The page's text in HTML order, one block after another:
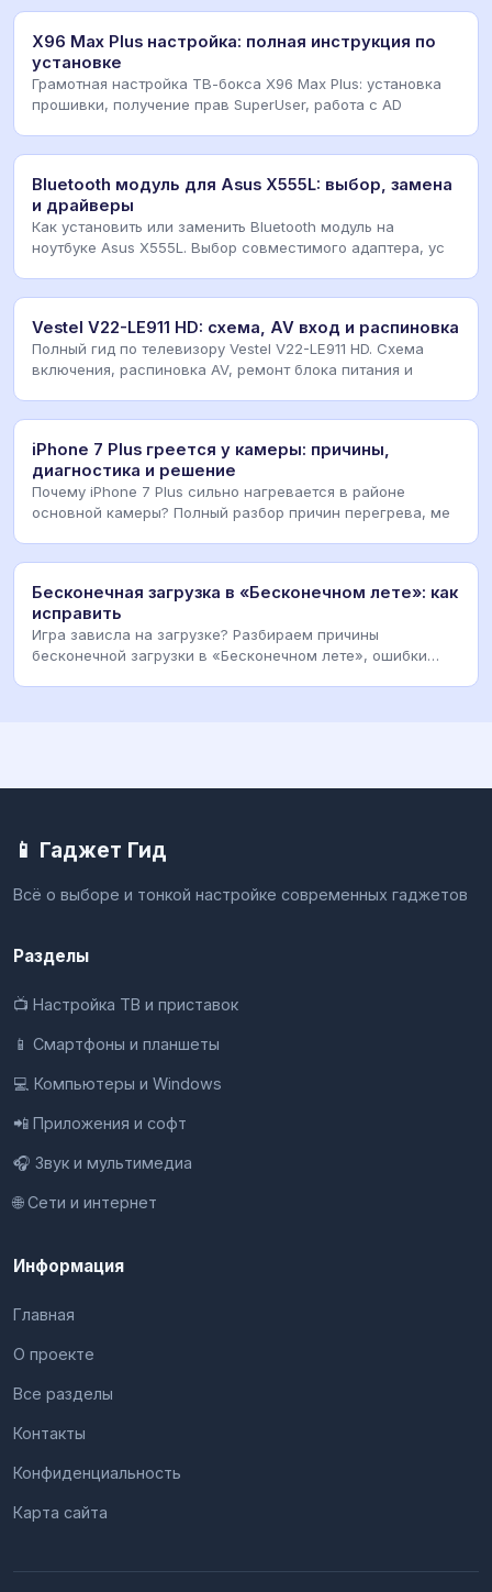
X96 Max Plus настройка: полная инструкция по
установке
Грамотная настройка ТВ-бокса X96 Max Plus: установка
прошивки, получение прав SuperUser, работа с AD
Bluetooth модуль для Asus X555L: выбор, замена
и драйверы
Как установить или заменить Bluetooth модуль на
ноутбуке Asus X555L. Выбор совместимого адаптера, ус
Vestel V22-LE911 HD: схема, AV вход и распиновка
Полный гид по телевизору Vestel V22-LE911 HD. Схема
включения, распиновка AV, ремонт блока питания и
iPhone 7 Plus греется у камеры: причины,
диагностика и решение
Почему iPhone 7 Plus сильно нагревается в районе
основной камеры? Полный разбор причин перегрева, ме
Бесконечная загрузка в «Бесконечном лете»: как
исправить
Игра зависла на загрузке? Разбираем причины
бесконечной загрузки в «Бесконечном лете», ошибки
📱 Гаджет Гид
Всё о выборе и тонкой настройке современных гаджетов
Разделы
📺 Настройка ТВ и приставок
📱 Смартфоны и планшеты
💻 Компьютеры и Windows
📲 Приложения и софт
🎧 Звук и мультимедиа
🌐 Сети и интернет
Информация
Главная
О проекте
Все разделы
Контакты
Конфиденциальность
Карта сайта